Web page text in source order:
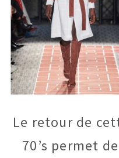
Le retour de
70’s permet